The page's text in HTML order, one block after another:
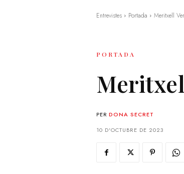
Entrevistes Portada Meritxell
PORTADA
PER DONA SECRET
10 D'OCTUBRE DE 2023